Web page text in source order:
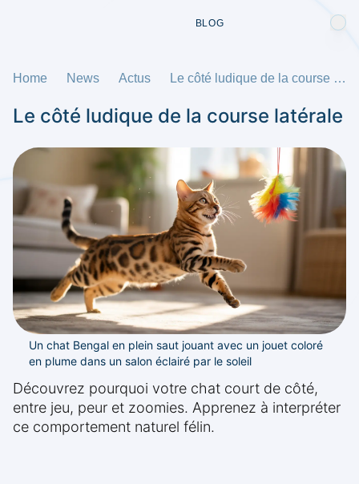
BLOG
Home News Actus Le côté ludique de la course latérale
Le côté ludique de la course latérale
Un chat Bengal en plein saut jouant avec un jouet coloré
en plume dans un salon éclairé par le soleil
Découvrez pourquoi votre chat court de côté,
entre jeu, peur et zoomies. Apprenez à interpréter
ce comportement naturel félin.